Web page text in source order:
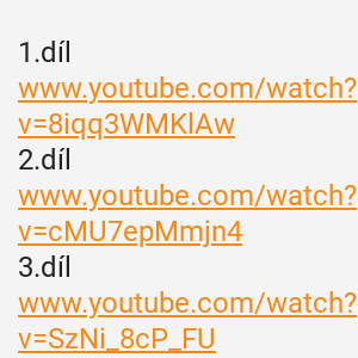
1.díl
www.youtube.com/watch?
v=8iqq3WMKlAw
2.díl
www.youtube.com/watch?
v=cMU7epMmjn4
3.díl
www.youtube.com/watch?
v=SzNi_8cP_FU